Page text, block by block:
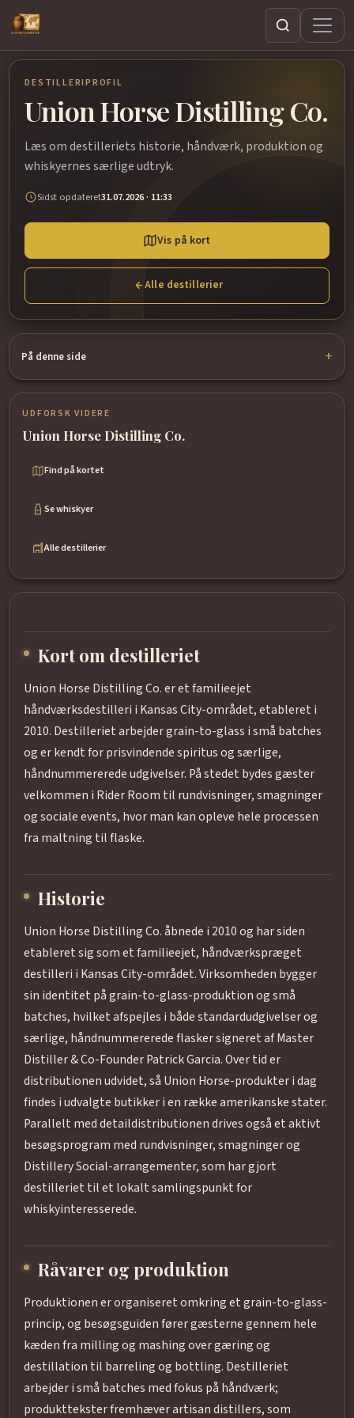
Søg
DESTILLERIPROFIL
Union Horse Distilling Co.
Læs om destilleriets historie, håndværk, produktion og
whiskyernes særlige udtryk.
Sidst opdateret31.07.2026 · 11:33
Vis på kort
Alle destillerier
På denne side
UDFORSK VIDERE
Union Horse Distilling Co.
Find på kortet
Se whiskyer
Alle destillerier
Kort om destilleriet
Union Horse Distilling Co. er et familieejet
håndværksdestilleri i Kansas City-området, etableret i
2010. Destilleriet arbejder grain-to-glass i små batches
og er kendt for prisvindende spiritus og særlige,
håndnummererede udgivelser. På stedet bydes gæster
velkommen i Rider Room til rundvisninger, smagninger
og sociale events, hvor man kan opleve hele processen
fra maltning til flaske.
Historie
Union Horse Distilling Co. åbnede i 2010 og har siden
etableret sig som et familieejet, håndværkspræget
destilleri i Kansas City-området. Virksomheden bygger
sin identitet på grain-to-glass-produktion og små
batches, hvilket afspejles i både standardudgivelser og
særlige, håndnummererede flasker signeret af Master
Distiller & Co-Founder Patrick Garcia. Over tid er
distributionen udvidet, så Union Horse-produkter i dag
findes i udvalgte butikker i en række amerikanske stater.
Parallelt med detaildistributionen drives også et aktivt
besøgsprogram med rundvisninger, smagninger og
Distillery Social-arrangementer, som har gjort
destilleriet til et lokalt samlingspunkt for
whiskyinteresserede.
Råvarer og produktion
Produktionen er organiseret omkring et grain-to-glass-
princip, og besøgsguiden fører gæsterne gennem hele
kæden fra milling og mashing over gæring og
destillation til barreling og bottling. Destilleriet
arbejder i små batches med fokus på håndværk;
produkttekster fremhæver artisan distillers, som